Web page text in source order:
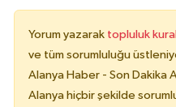
Yorum yazarak topluluk
ve tüm sorumluluğu
Alanya Haber - Son Dakika
Alanya hiçbir şekilde